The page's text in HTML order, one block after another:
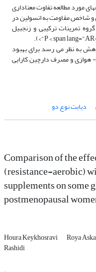
مورد مطالعه تفاوت معناداری
انسولین و شاخص مقاومت به انسولین در
تمرینات ترکیبی و زنجبیل
به نظر می ­رسد برای بهبود
هوازی و مصرف دارچین کارایی
دیابت نوع دو
Comparison of the
(resistance-aerobic)
supplements on some
postmenopausal
Houra Keykhosravi Roya
Rashidi